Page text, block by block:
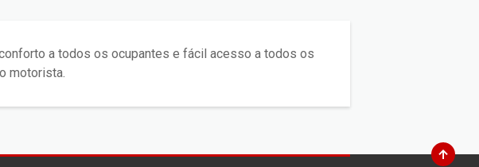
a todos os ocupantes e fácil acesso a todos os
motorista.